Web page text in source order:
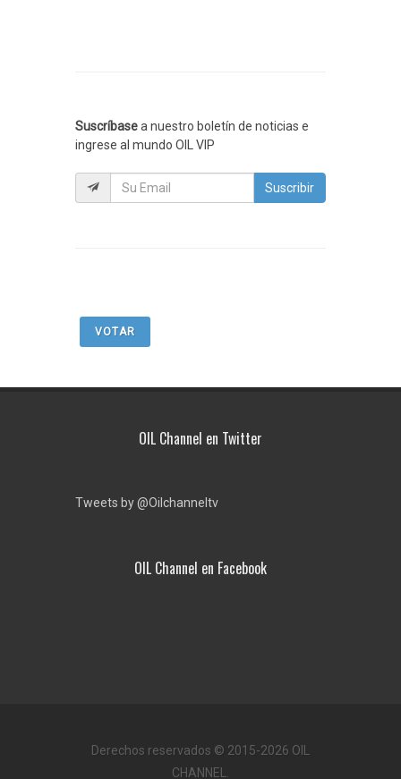
Suscríbasea nuestro boletín de noticias e
ingrese al mundo OIL VIP
Suscribir
VOTAR
OIL Channel en Twitter
Tweets by @Oilchanneltv
OIL Channel en Facebook
Derechos reservados © 2015-2026 OIL
CHANNEL.